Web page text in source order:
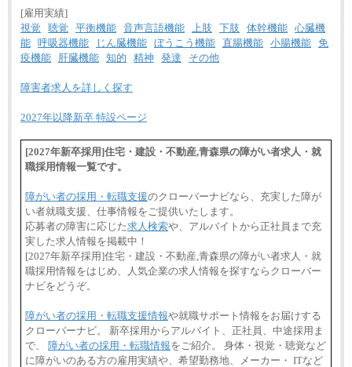
[雇用実績]
視覚
聴覚 平衡機能 音声言語機能 上肢 下肢 体幹機能 心臓機
能 呼吸器機能 じん臓機能 ぼうこう機能 直腸機能 小腸機能 免
疫機能
肝臓機能 知的 精神 発達 その他
障害者求人を詳しく探す
2027年以降新卒 特設ページ
[2027年新卒採用]住宅・建設・不動産,青森県の障がい者求人・就
職採用情報一覧です。
障がい者の採用・転職支援のクローバーナビなら、充実した障が
い者就職支援、仕事情報をご提供いたします。
応募者の障害に応じた求人検索や、アルバイトから正社員まで充
実した求人情報を掲載中！
[2027年新卒採用]住宅・建設・不動産,青森県の障がい者求人・就
職採用情報をはじめ、人気企業の求人情報を探すならクローバー
ナビをどうぞ。
障がい者の採用・転職支援情報や就職サポート情報をお届けする
クローバーナビ。 新卒採用からアルバイト、正社員、中途採用ま
で、 障がい者の採用・転職情報をご紹介。 身体・視覚・聴覚など
に障がいのある方の雇用実績や、希望勤務地、メーカー・ ITなど